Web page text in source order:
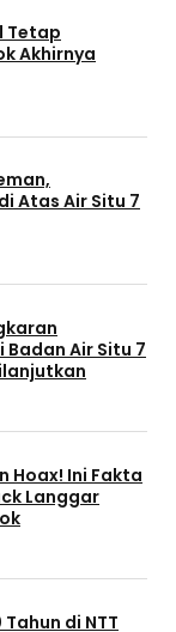
Tetap
Akhirnya
Atas Air Situ 7
Air Situ 7
Hoax! Ini Fakta
Langgar
di NTT